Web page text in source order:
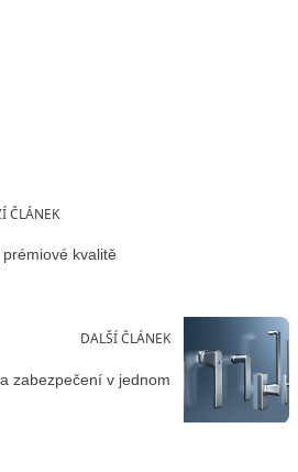
ČLÁNEK
kvalitě
DALŠÍ ČLÁNEK
zabezpečení v jednom